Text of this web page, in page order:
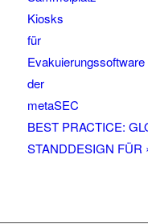
BEST PRACTICE:
STANDDESIGN FÜR